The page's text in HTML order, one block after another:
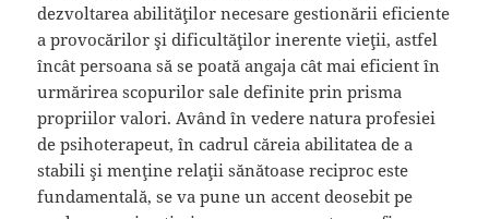
dezvoltarea abilităţilor necesare gestionării eficiente
a provocărilor şi dificultăţilor inerente vieţii, astfel
încât persoana să se poată angaja cât mai eficient în
urmărirea scopurilor sale definite prin prisma
propriilor valori. Având în vedere natura profesiei
de psihoterapeut, în cadrul căreia abilitatea de a
stabili şi menţine relaţii sănătoase reciproc este
fundamentală, se va pune un accent deosebit pe